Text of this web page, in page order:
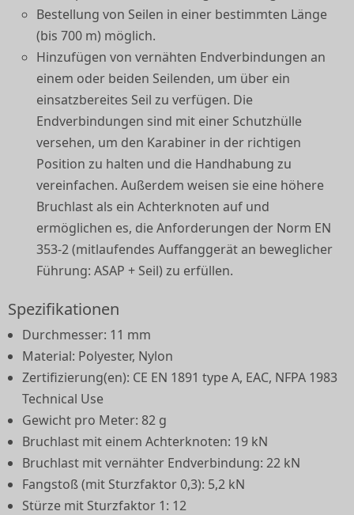
Bestellung von Seilen in einer bestimmten Länge
(bis 700 m) möglich.
Hinzufügen von vernähten Endverbindungen an
einem oder beiden Seilenden, um über ein
einsatzbereites Seil zu verfügen. Die
Endverbindungen sind mit einer Schutzhülle
versehen, um den Karabiner in der richtigen
Position zu halten und die Handhabung zu
vereinfachen. Außerdem weisen sie eine höhere
Bruchlast als ein Achterknoten auf und
ermöglichen es, die Anforderungen der Norm EN
353-2 (mitlaufendes Auffanggerät an beweglicher
Führung: ASAP + Seil) zu erfüllen.
Spezifikationen
Durchmesser: 11 mm
Material: Polyester, Nylon
Zertifizierung(en): CE EN 1891 type A, EAC, NFPA 1983
Technical Use
Gewicht pro Meter: 82 g
Bruchlast mit einem Achterknoten: 19 kN
Bruchlast mit vernähter Endverbindung: 22 kN
Fangstoß (mit Sturzfaktor 0,3): 5,2 kN
Stürze mit Sturzfaktor 1: 12